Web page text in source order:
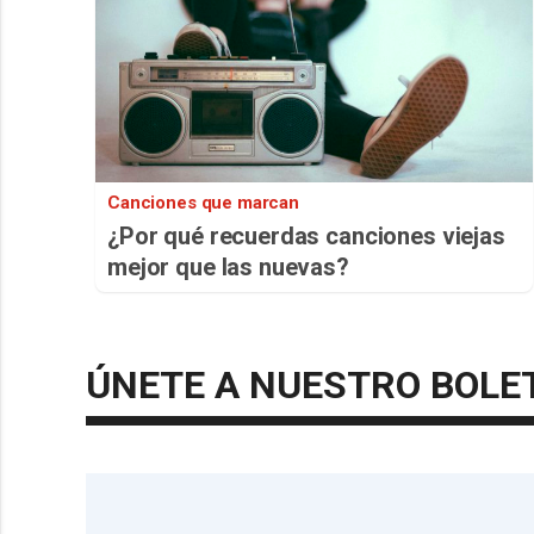
Canciones que marcan
¿Por qué recuerdas canciones viejas
mejor que las nuevas?
ÚNETE A NUESTRO